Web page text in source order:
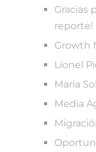
Gracias
reporte!
Growth
Lionel
María
Media